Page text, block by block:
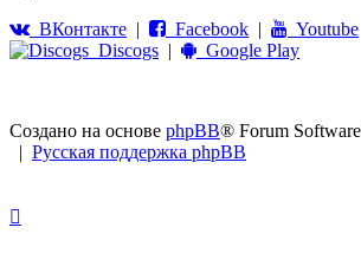
ВКонтакте | Facebook | Youtube
Discogs | Google Play
Создано на основе phpBB® Forum
| Русская поддержка phpBB